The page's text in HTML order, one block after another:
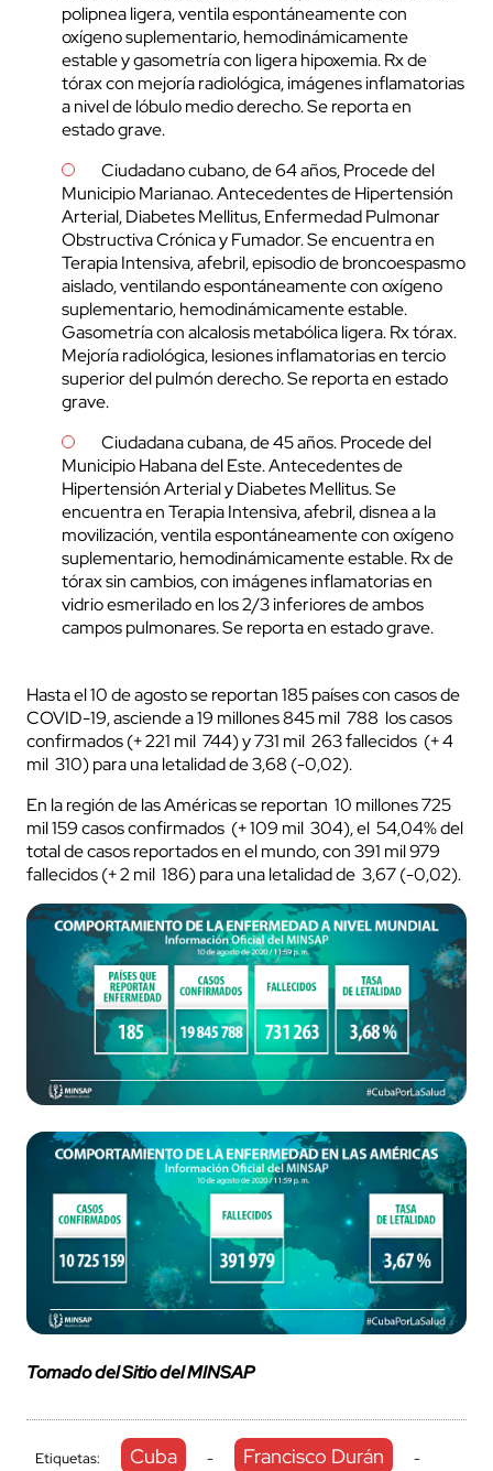
cerrar
polipnea ligera, ventila espontáneamente con
oxígeno suplementario, hemodinámicamente
estable y gasometría con ligera hipoxemia. Rx de
tórax con mejoría radiológica, imágenes inflamatorias
a nivel de lóbulo medio derecho. Se reporta en
estado grave.
Ciudadano cubano, de 64 años, Procede del
Municipio Marianao. Antecedentes de Hipertensión
Arterial, Diabetes Mellitus, Enfermedad Pulmonar
Obstructiva Crónica y Fumador. Se encuentra en
Terapia Intensiva, afebril, episodio de broncoespasmo
aislado, ventilando espontáneamente con oxígeno
suplementario, hemodinámicamente estable.
Gasometría con alcalosis metabólica ligera. Rx tórax.
Mejoría radiológica, lesiones inflamatorias en tercio
superior del pulmón derecho. Se reporta en estado
grave.
Ciudadana cubana, de 45 años. Procede del
Municipio Habana del Este. Antecedentes de
Hipertensión Arterial y Diabetes Mellitus. Se
encuentra en Terapia Intensiva, afebril, disnea a la
movilización, ventila espontáneamente con oxígeno
suplementario, hemodinámicamente estable. Rx de
tórax sin cambios, con imágenes inflamatorias en
vidrio esmerilado en los 2/3 inferiores de ambos
campos pulmonares. Se reporta en estado grave.
Hasta el 10 de agosto se reportan 185 países con casos de
COVID-19, asciende a 19 millones 845 mil 788 los casos
confirmados (+ 221 mil 744) y 731 mil 263 fallecidos (+ 4
mil 310) para una letalidad de 3,68 (-0,02).
En la región de las Américas se reportan 10 millones 725
mil 159 casos confirmados (+ 109 mil 304), el 54,04% del
total de casos reportados en el mundo, con 391 mil 979
fallecidos (+ 2 mil 186) para una letalidad de 3,67 (-0,02).
Tomado del Sitio del MINSAP
Etiquetas: Cuba - Francisco Durán -